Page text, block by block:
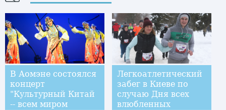
В Аомэне состоялся
концерт
"Культурный Китай
-- всем миром
Легкоатлетический
забег в Киеве по
случаю Дня всех
влюбленных